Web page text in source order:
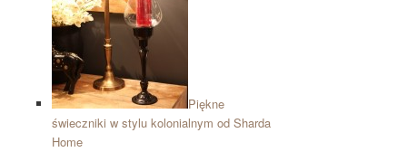
Piękne
świeczniki w stylu kolonialnym od Sharda
Home